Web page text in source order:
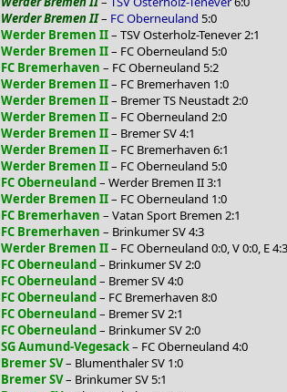
Werder Bremen II– FC Oberneuland 5:0
Werder Bremen II– TSV Osterholz-Tenever 2:1
Werder Bremen II– FC Oberneuland 5:0
FC Bremerhaven – FC Oberneuland 5:2
Werder Bremen II– FC Bremerhaven 1:0
Werder Bremen II– Bremer TS Neustadt 2:0
Werder Bremen II– FC Oberneuland 2:0
Werder Bremen II– Bremer SV 4:1
Werder Bremen II– FC Bremerhaven 6:1
Werder Bremen II– FC Oberneuland 5:0
FC Oberneuland– Werder Bremen II 3:1
Werder Bremen II– FC Oberneuland 1:0
FC Bremerhaven – Vatan Sport Bremen 2:1
FC Bremerhaven – Brinkumer SV 4:3
Werder Bremen II– FC Oberneuland 0:0, V 0:0, E 4:3
FC Oberneuland– Brinkumer SV 2:0
FC Oberneuland– Bremer SV 4:0
FC Oberneuland– FC Bremerhaven 8:0
FC Oberneuland– Bremer SV 2:1
FC Oberneuland– Brinkumer SV 2:0
SG Aumund-Vegesack– FC Oberneuland 4:0
Bremer SV– Blumenthaler SV 1:0
Bremer SV– Brinkumer SV 5:1